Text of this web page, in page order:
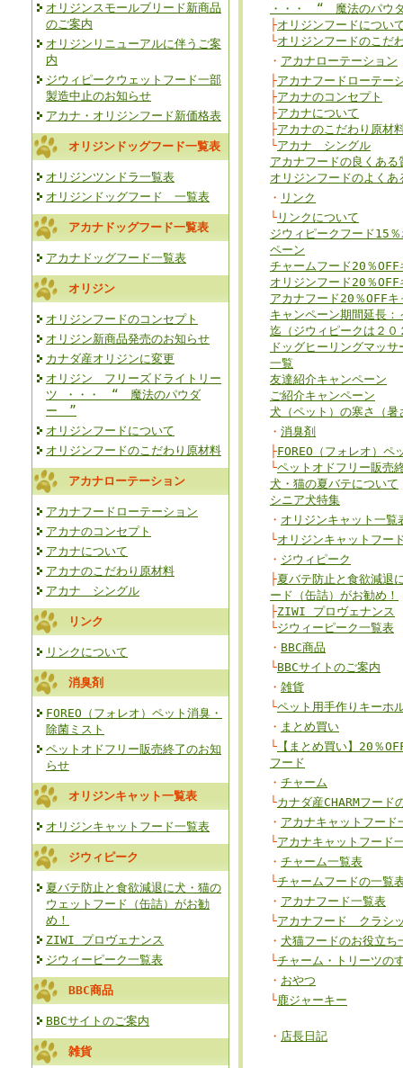
オリジンスモールブリード新商品
のご案内
オリジンリニューアルに伴うご案
内
ジウィピークウェットフード一部
製造中止のお知らせ
アカナ・オリジンフード新価格表
オリジンドッグフード一覧表
オリジンツンドラ一覧表
オリジンドッグフード 一覧表
アカナドッグフード一覧表
アカナドッグフード一覧表
オリジン
オリジンフードのコンセプト
オリジン新商品発売のお知らせ
カナダ産オリジンに変更
オリジン フリーズドライトリー
ツ ・・・ “ 魔法のパウダ
ー ”
オリジンフードについて
オリジンフードのこだわり原材料
アカナローテーション
アカナフードローテーション
アカナのコンセプト
アカナについて
アカナのこだわり原材料
アカナ シングル
リンク
リンクについて
消臭剤
FOREO（フォレオ）ペット消臭・
除菌ミスト
ペットオドフリー販売終了のお知
らせ
オリジンキャット一覧表
オリジンキャットフード一覧表
ジウィピーク
夏バテ防止と食欲減退に犬・猫の
ウェットフード（缶詰）がお勧
め！
ZIWI プロヴェナンス
ジウィーピーク一覧表
BBC商品
BBCサイトのご案内
雑貨
・・・ “ 魔法のパウ
├オリジンフードについ
└オリジンフードのこだ
・ アカナローテーション
├アカナフードローテー
├アカナのコンセプト
├アカナについて
├アカナのこだわり原材
└アカナ シングル
アカナフードの良くある
オリジンフードのよくあ
・ リンク
└ リンクについて
ジウィピークフード15
ペーン
チャームフード20％
オリジンフード20％
アカナフード20％OFF
キャンペーン期間延長
迄（ジウィピークは２
ドッグヒーリングマッ
一覧
友達紹介キャンペーン
ご紹介キャンペーン
犬（ペット）の寒さ（暑
・ 消臭剤
├FOREO（フォレオ）ペ
└ペットオドフリー販売
犬・猫の夏バテについて
シニア犬特集
・ オリジンキャット一覧
└オリジンキャットフー
・ ジウィピーク
├夏バテ防止と食欲減退
ード（缶詰）がお勧め！
├ZIWI プロヴェナンス
└ジウィーピーク一覧表
・ BBC商品
└BBCサイトのご案内
・ 雑貨
└ペット用手作りキーホ
・ まとめ買い
└ 【まとめ買い】20％
フード
・ チャーム
└カナダ産CHARMフード
・ アカナキャットフード
└アカナキャットフード
・ チャーム一覧表
└チャームフードの一覧
・ アカナフード一覧表
└アカナフード クラシ
・ 犬猫フードのお役立ち
└チャーム・トリーツの
・ おやつ
└鹿ジャーキー
・ 店長日記